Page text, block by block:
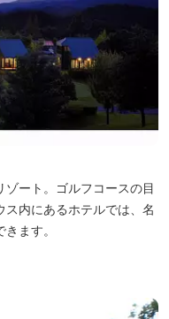
ート。ゴルフコースの目
内にあるホテルでは、名
ます。